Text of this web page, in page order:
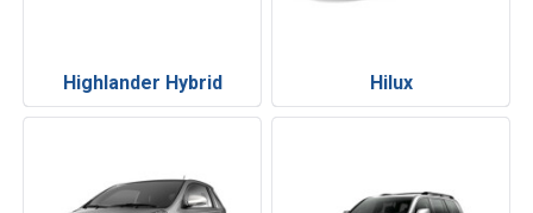
Highlander Hybrid Hilux